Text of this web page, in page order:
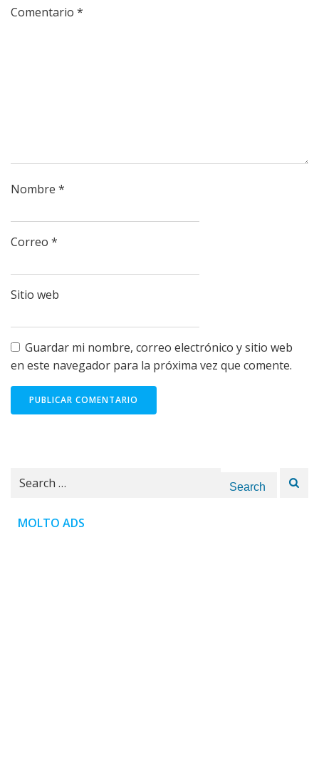
Comentario *
Nombre *
Correo *
Sitio web
Guardar mi nombre, correo electrónico y sitio web
en este navegador para la próxima vez que comente.
Search
MOLTO ADS